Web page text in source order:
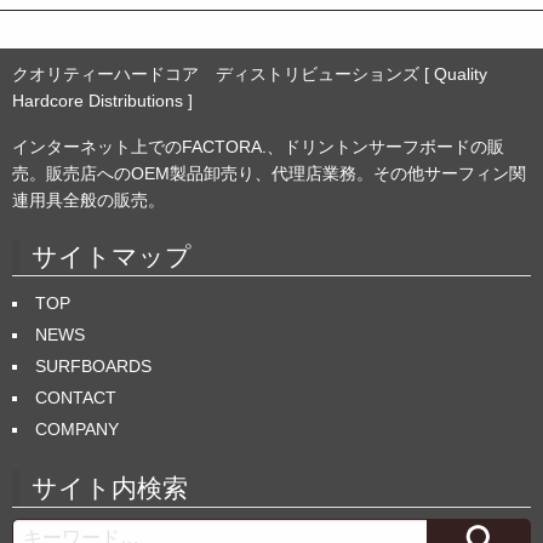
クオリティーハードコア ディストリビューションズ [ Quality
Hardcore Distributions ]
インターネット上でのFACTORA.、ドリントンサーフボードの販
売。販売店へのOEM製品卸売り、代理店業務。その他サーフィン関
連用具全般の販売。
サイトマップ
TOP
NEWS
SURFBOARDS
CONTACT
COMPANY
サイト内検索
Search